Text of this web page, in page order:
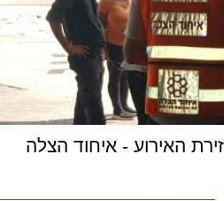
זירת האירוע - איחוד הצלה